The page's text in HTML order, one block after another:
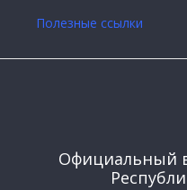
Полезные ссылки
Официальный